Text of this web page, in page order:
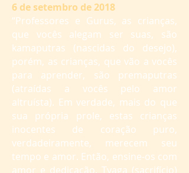
6 de setembro de 2018
“Professores e Gurus, as crianças,
que vocês alegam ser suas, são
kamaputras (nascidas do desejo),
porém, as crianças, que vão a vocês
para aprender, são premaputras
(atraídas a vocês pelo amor
altruísta). Em verdade, mais do que
sua própria prole, estas crianças
inocentes de coração puro,
verdadeiramente, merecem seu
tempo e amor. Então, ensine-os com
amor e dedicação. Tyaga (sacrifício)